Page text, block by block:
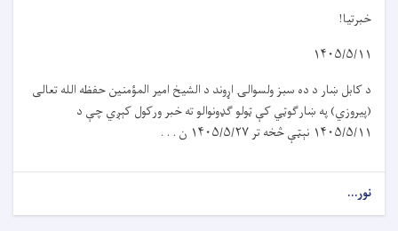
خبرتیا!
۱۴۰۵/۵/۱۱
د کابل ښار د ده سبز ولسوالۍاړوند د الشيخ امير المؤمنين حفظه الله تعالی
(پیروزي) په ښارګوټيکې ټولو گډونوالو ته خبر ورکول کېږي چې د
۱۴۰۵/۵/۱۱ نېټې څخه تر۱۴۰۵/۵/۲۷ ن . . .
نور...